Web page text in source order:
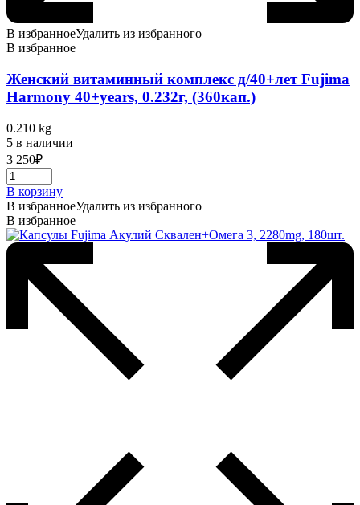
В избранноеУдалить из избранного
В избранное
Женский витаминный комплекс д/40+лет Fujima
Harmony 40+years, 0.232г, (360кап.)
0.210 kg
5 в наличии
3 250₽
В корзину
В избранноеУдалить из избранного
В избранное